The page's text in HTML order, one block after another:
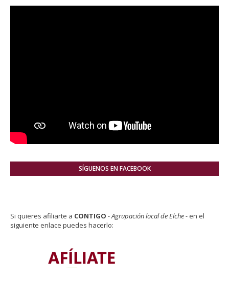
SÍGUENOS EN FACEBOOK
Si quieres afiliarte a CONTIGO - Agrupación local de Elche - en el
siguiente enlace puedes hacerlo: